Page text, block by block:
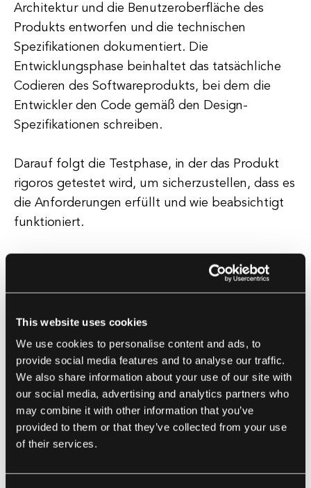
This website uses cookies
We use cookies to personalise content and ads, to
provide social media features and to analyse our traffic.
We also share information about your use of our site with
our social media, advertising and analytics partners who
may combine it with other information that you’ve
provided to them or that they’ve collected from your use
of their services.
Architektur und die Benutzeroberfläche des
Produkts entworfen und die technischen
Spezifikationen dokumentiert. Die
Entwicklungsphase beinhaltet das tatsächliche
Codieren des Softwareprodukts, bei dem die
Entwickler den Code gemäß den Design-
Spezifikationen schreiben.
Darauf folgt die Testphase, in der das Produkt
rigoros getestet wird, um sicherzustellen, dass es
die Anforderungen erfüllt und wie beabsichtigt
funktioniert.
Alle während des Tests identifizierten Fehler oder
Probleme werden behoben und korrigiert.
genehmigt wurde, ist es bereit für die
Bereitstellung.
Dies beinhaltet die Markteinführung des
Produkts oder die Bereitstellung für die
vorgesehenen Benutzer.
Wartungsphase ein, in der Updates und